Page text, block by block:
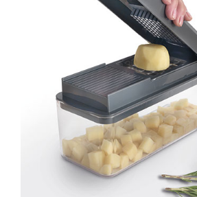
Slice Cube